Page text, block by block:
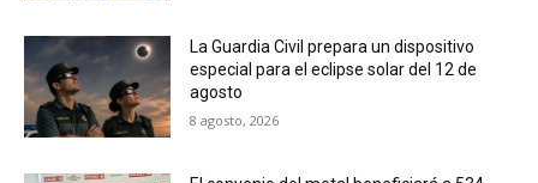
La Guardia Civil prepara un dispositivo
especial para el eclipse solar del 12 de
agosto
8 agosto, 2026